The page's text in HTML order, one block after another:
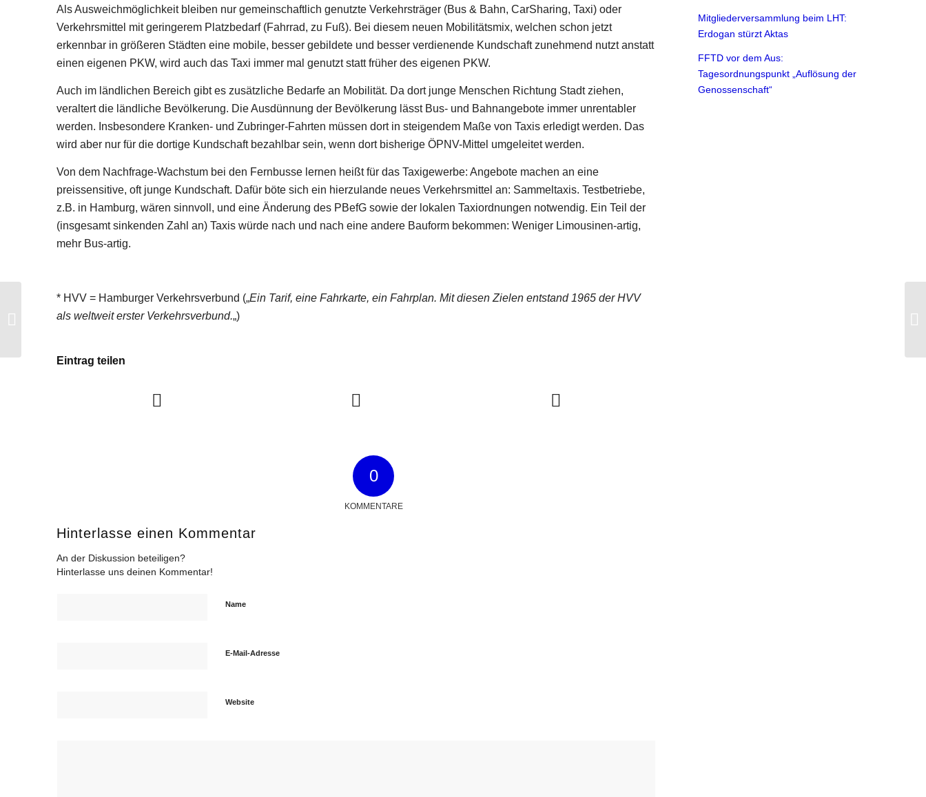
Als Ausweichmöglichkeit bleiben nur gemeinschaftlich genutzte Verkehrsträger (Bus & Bahn, CarSharing, Taxi) oder
Verkehrsmittel mit geringerem Platzbedarf (Fahrrad, zu Fuß). Bei diesem neuen Mobilitätsmix, welchen schon jetzt
erkennbar in größeren Städten eine mobile, besser gebildete und besser verdienende Kundschaft zunehmend nutzt anstatt
einen eigenen PKW, wird auch das Taxi immer mal genutzt statt früher des eigenen PKW.
Auch im ländlichen Bereich gibt es zusätzliche Bedarfe an Mobilität. Da dort junge Menschen Richtung Stadt ziehen,
veraltert die ländliche Bevölkerung. Die Ausdünnung der Bevölkerung lässt Bus- und Bahnangebote immer unrentabler
werden. Insbesondere Kranken- und Zubringer-Fahrten müssen dort in steigendem Maße von Taxis erledigt werden. Das
wird aber nur für die dortige Kundschaft bezahlbar sein, wenn dort bisherige ÖPNV-Mittel umgeleitet werden.
Von dem Nachfrage-Wachstum bei den Fernbusse lernen heißt für das Taxigewerbe: Angebote machen an eine
preissensitive, oft junge Kundschaft. Dafür böte sich ein hierzulande neues Verkehrsmittel an: Sammeltaxis. Testbetriebe,
z.B. in Hamburg, wären sinnvoll, und eine Änderung des PBefG sowie der lokalen Taxiordnungen notwendig. Ein Teil der
(insgesamt sinkenden Zahl an) Taxis würde nach und nach eine andere Bauform bekommen: Weniger Limousinen-artig,
mehr Bus-artig.
* HVV = Hamburger Verkehrsverbund („Ein Tarif, eine Fahrkarte, ein Fahrplan. Mit diesen Zielen entstand 1965 der HVV
als weltweit erster Verkehrsverbund.„)
Eintrag teilen
0
KOMMENTARE
Hinterlasse einen Kommentar
An der Diskussion beteiligen?
Hinterlasse uns deinen Kommentar!
Name
E-Mail-Adresse
Website
Mitgliederversammlung beim LHT:
Erdogan stürzt Aktas
FFTD vor dem Aus:
Tagesordnungspunkt „Auflösung der
Genossenschaft“
Senat beschließt 7,8%-